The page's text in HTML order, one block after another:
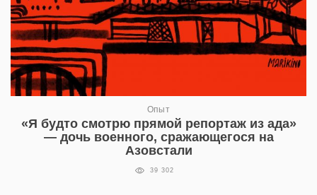
Опыт
«Я будто смотрю прямой репортаж из ада»
— дочь военного, сражающегося на
Азовстали
39 302